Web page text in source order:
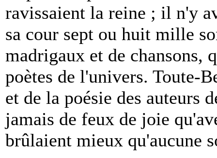
ravissaient la reine ; il n'y
sa cour sept ou huit mille
madrigaux et de chansons,
poètes de l'univers. Toute-
et de la poésie des auteurs
jamais de feux de joie
brûlaient mieux qu'aucune